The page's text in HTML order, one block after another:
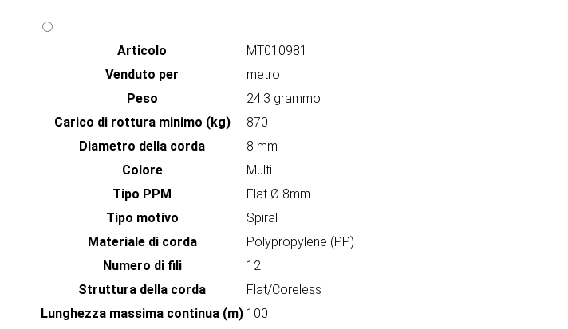
Articolo
MT010981
Venduto per
metro
Peso
24.3 grammo
Carico di rottura minimo (kg)
870
Diametro della corda
8 mm
Colore
Multi
Tipo PPM
Flat Ø 8mm
Tipo motivo
Spiral
Materiale di corda
Polypropylene (PP)
Numero di fili
12
Struttura della corda
Flat/Coreless
Lunghezza massima continua (m) 100